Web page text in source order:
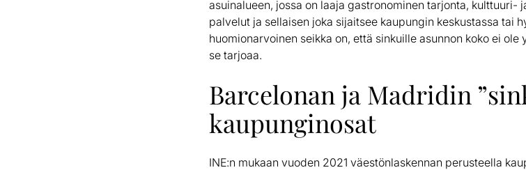
asuinalueen, jossa on laaja gastronominen tarjonta, kulttuuri-
palvelut ja sellaisen joka sijaitsee kaupungin keskustassa tai
huomionarvoinen seikka on, että sinkuille asunnon koko ei
se tarjoaa.
Barcelonan ja Madridin
kaupunginosat
INE:n mukaan vuoden 2021 väestönlaskennan perusteella